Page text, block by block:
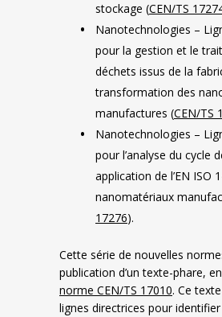
stockage (CEN/TS
Nanotechnologies –
pour la gestion et le
déchets issus de la
transformation des
manufactures (CEN/TS
Nanotechnologies –
pour l’analyse du cycle
application de l’EN ISO
nanomatériaux
17276).
Cette série de nouvelles
publication d’un texte-phare,
norme CEN/TS 17010. Ce
lignes directrices pour identifier